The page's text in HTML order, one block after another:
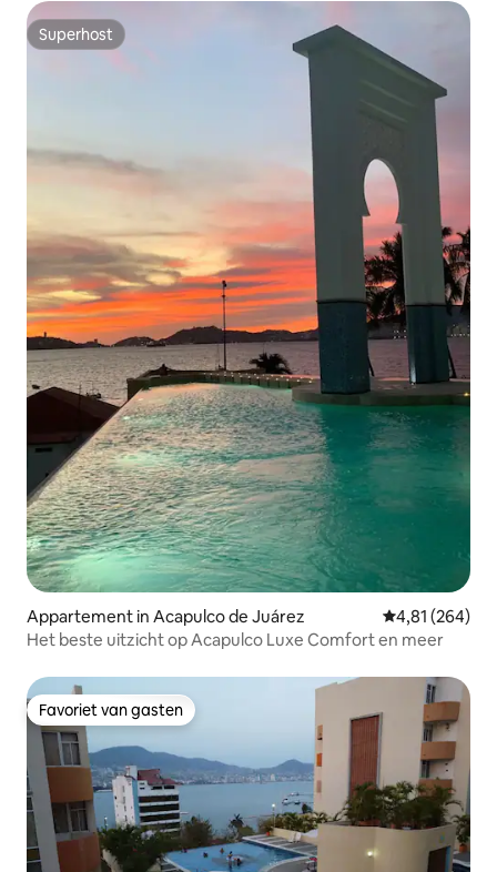
Superhost
Superhost
Appartement in Acapulco de Juárez Gemiddelde
4,81 (264)
Het beste uitzicht op Acapulco Luxe Comfort en meer
Favoriet van gasten
Favoriet van gasten